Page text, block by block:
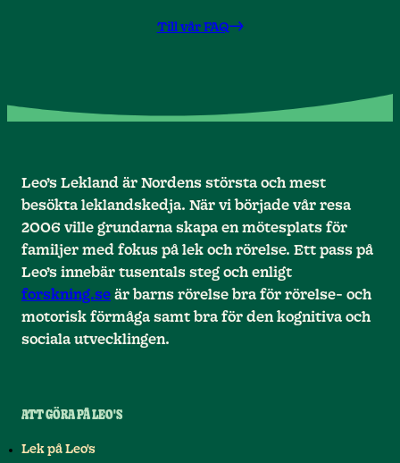
Till vår FAQ
Leo’s Lekland är Nordens största och mest
besökta leklandskedja. När vi började vår resa
2006 ville grundarna skapa en mötesplats för
familjer med fokus på lek och rörelse. Ett pass på
Leo’s innebär tusentals steg och enligt
forskning.se är barns rörelse bra för rörelse- och
motorisk förmåga samt bra för den kognitiva och
sociala utvecklingen.
ATT GÖRA PÅ LEO'S
Lek på Leo's